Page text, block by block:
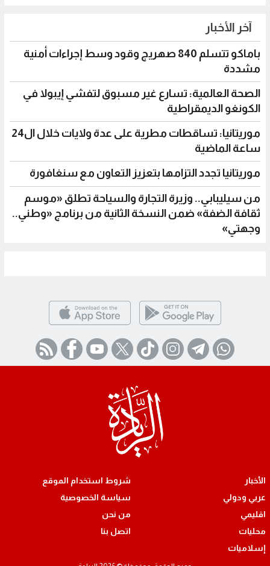
آخر الأخبار
باماكو تتسلم 840 صهريج وقود وسط إجراءات أمنية
مشددة
الصحة العالمية: تسارع غير مسبوق لتفشي إيبولا في
الكونغو الديمقراطية
موريتانيا: تساقطات مطرية على عدة ولايات خلال ال24
ساعة الماضية
موريتانيا تجدد التزامها بتعزيز التعاون مع سنغافورة
من سيليبابي.. وزيرة التجارة والسياحة تطلق «موسم
ثقافة الضفة» ضمن النسخة الثانية من برنامج «وطني..
وجهتي»
الأخبار
عربي ودولي
اقليمي
محليات
إسلاميات
شروط استخدام الموقع
سياسة الخصوصية
من نحن
اتصل بنا